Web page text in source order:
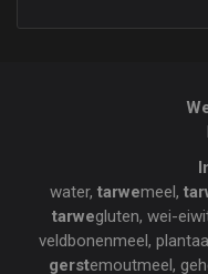
water, tarwemeel,
tarwegluten, wei-
veldbonenmeel,
gerstemoutmeel,